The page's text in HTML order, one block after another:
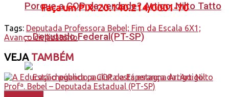
Porque a COP da verdade? Artigo: Nilto Tatto
– Deputado Federal(PT-SP)
Façaum PIX: 20.140.214/0001-70
Tags: Deputada Professora Bebel; Fim da Escala 6X1;
Avanço civilizatório
VEJATAMBÉM